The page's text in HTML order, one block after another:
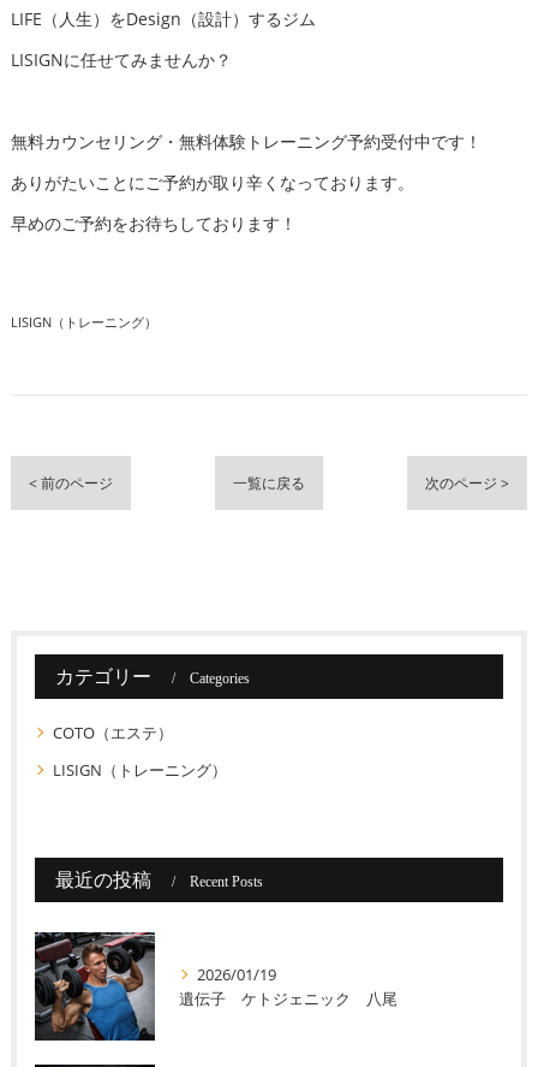
LIFE（人生）をDesign（設計）するジム
LISIGNに任せてみませんか？
無料カウンセリング・無料体験トレーニング予約受付中です！
ありがたいことにご予約が取り辛くなっております。
早めのご予約をお待ちしております！
LISIGN（トレーニング）
< 前のページ 一覧に戻る 次のページ >
カテゴリー Categories
COTO（エステ）
LISIGN（トレーニング）
最近の投稿 Recent Posts
2026/01/19
遺伝子 ケトジェニック 八尾